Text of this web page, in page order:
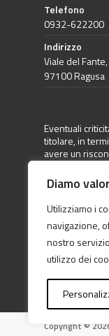
Diamo
Utilizziamo i
navigazione,
nostro
utilizzo dei
Telefono
0932-622200
Indirizzo
Viale del
97100 Ragusa
Eventuali
titolare, in
avere un
disposizione
direttamente
Legge 9
agosto 2018,
all’indirizzo
Copyright ©